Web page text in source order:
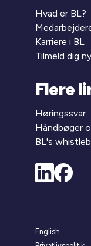
Hvad er BL?
Karriere i BL
Tilmeld dig
Flere
Høringssvar
Håndbøger
BL's
English